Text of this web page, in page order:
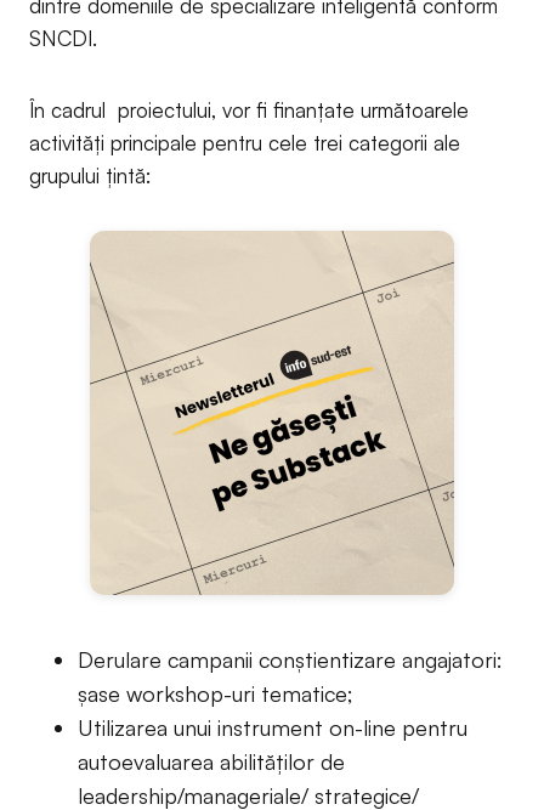
dintre domeniile de specializare inteligentă conform
SNCDI.
În cadrul proiectului, vor fi finanțate următoarele
activități principale pentru cele trei categorii ale
grupului țintă:
Derulare campanii conștientizare angajatori:
șase workshop-uri tematice;
Utilizarea unui instrument on-line pentru
autoevaluarea abilităților de
leadership/manageriale/ strategice/